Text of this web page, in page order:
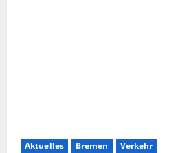
Aktuelles Bremen Verkehr